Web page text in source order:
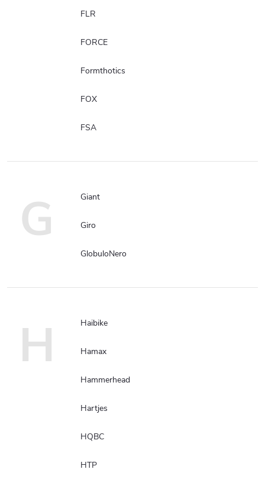
FLR
FORCE
Formthotics
FOX
FSA
G Giant
Giro
GlobuloNero
H Haibike
Hamax
Hammerhead
Hartjes
HQBC
HTP